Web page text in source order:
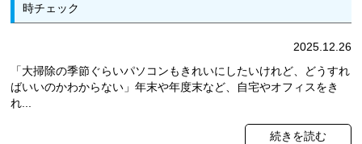
時チェック
2025.12.26
「大掃除の季節ぐらいパソコンもきれいにしたいけれど、どうすれ
ばいいのかわからない」年末や年度末など、自宅やオフィスをき
れ...
続きを読む